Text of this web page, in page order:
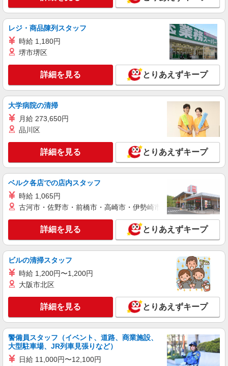
レジ・商品陳列スタッフ
時給 1,180円
堺市堺区
詳細を見る とりあえずキープ
大学病院の清掃
月給 273,650円
品川区
詳細を見る とりあえずキープ
ベルク各店での店内スタッフ
時給 1,065円
古河市・佐野市・前橋市・高崎市・伊勢崎市・太田市・館林市
詳細を見る とりあえずキープ
ビルの清掃スタッフ
時給 1,200円〜1,200円
大阪市北区
詳細を見る とりあえずキープ
警備員スタッフ（イベント、道路、商業施設、
大型駐車場、JR列車見張りなど）
日給 11,000円〜12,100円